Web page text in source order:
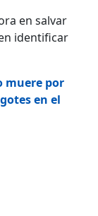
en salvar
identificar
muere por
en el